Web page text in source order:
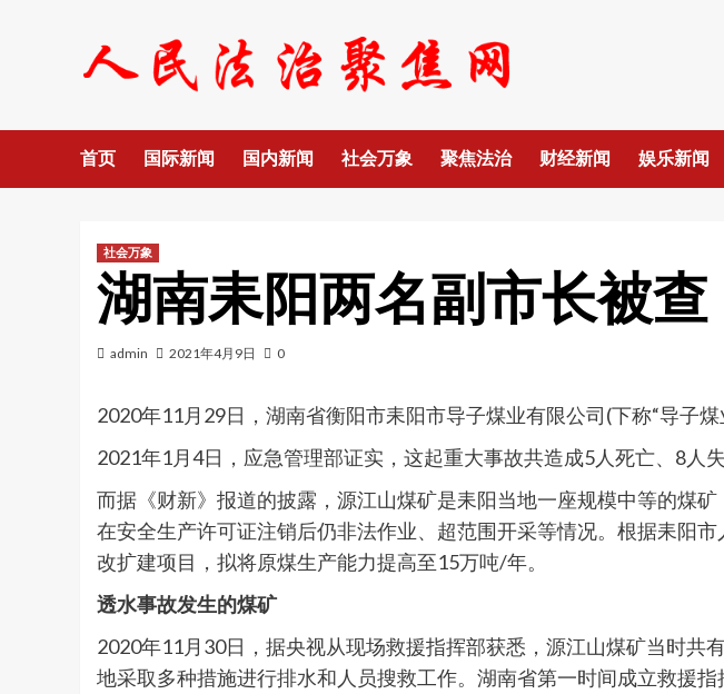
首页 国际新闻 国内新闻 社会万象 聚焦法治 财经新闻 娱乐新闻
社会万象
湖南耒阳两名副市长被
admin 2021年4月9日 0
2020年11月29日，湖南省衡阳市耒阳市导子煤业有限公司(下称“导子
2021年1月4日，应急管理部证实，这起重大事故共造成5人死亡、8人
而据《财新》报道的披露，源江山煤矿是耒阳当地一座规模中等的煤
在安全生产许可证注销后仍非法作业、超范围开采等情况。根据耒阳
改扩建项目，拟将原煤生产能力提高至15万吨/年。
透水事故发生的煤矿
2020年11月30日，据央视从现场救援指挥部获悉，源江山煤矿当时
地采取多种措施进行排水和人员搜救工作。湖南省第一时间成立救援